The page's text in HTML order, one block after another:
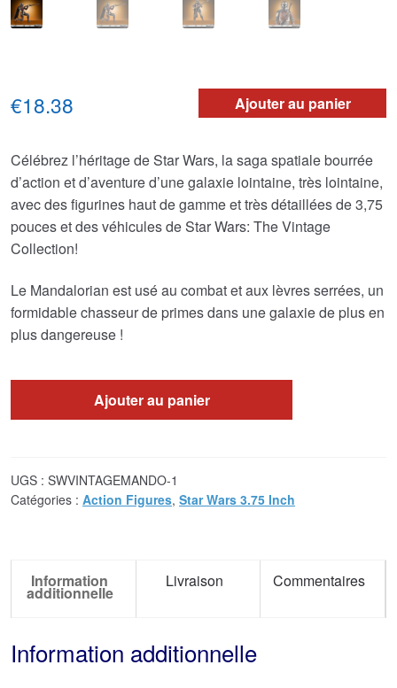
Ajouter au panier
€18.38
Célébrez l’héritage de Star Wars, la saga spatiale bourrée
d’action et d’aventure d’une galaxie lointaine, très lointaine,
avec des figurines haut de gamme et très détaillées de 3,75
pouces et des véhicules de Star Wars: The Vintage
Collection!
Le Mandalorian est usé au combat et aux lèvres serrées, un
formidable chasseur de primes dans une galaxie de plus en
plus dangereuse !
Ajouter au panier
UGS : SWVINTAGEMANDO-1
Catégories : Action Figures, Star Wars 3.75 Inch
Information
additionnelle
Livraison Commentaires
Information additionnelle